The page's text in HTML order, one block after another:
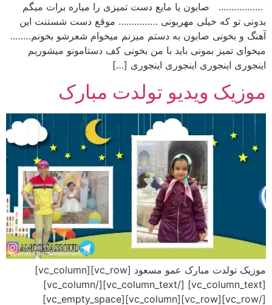
…………….. صابون یا مایع دست تمیزی را میاره برات میگم
بدونی تو که خیلی مهربونی …………… موقع دست شستنت این
آهنگ و بخونی صابون به دستم میزنم میخوام شعرشو بخونم……..
میخوای تمیز بمونی باید با من بخونی کف دستامونو میشوریم
اینجوری اینجوری اینجوری اینجوری […]
موزیک ویدیو تولدت مبارک
موزیک تولدت مبارک عمو مسعود [vc_row][vc_column]
[vc_column_text] [/vc_column_text][/vc_column]
[/vc_row][vc_row][vc_column][vc_empty_space]